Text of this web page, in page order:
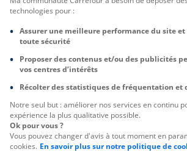
technologies pour :
Assurer une meilleure performance du site
toute sécurité
Proposer des contenus et/ou des publicités
vos centres d’intérêts
Récolter des statistiques de fréquentation et
Notre seul but : améliorer nos services en continu
expérience la plus qualitative possible.
Ok pour vous ?
Vous pouvez changer d'avis à tout moment en
cookies. En savoir plus sur notre politique de